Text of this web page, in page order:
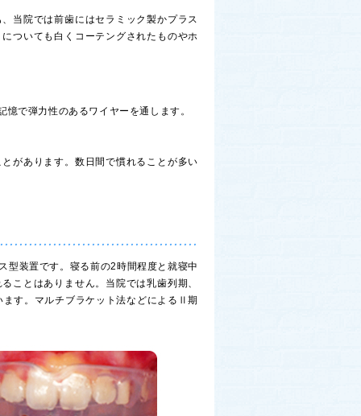
当院では前歯にはセラミック製かプラス
ついても白くコーテングされたものやホ
で弾力性のあるワイヤーを通します。
があります。数日間で慣れることが多い
型装置です。寝る前の2時間程度と就寝中
ことはありません。当院では乳歯列期、
す。マルチブラケット法などによるⅡ期